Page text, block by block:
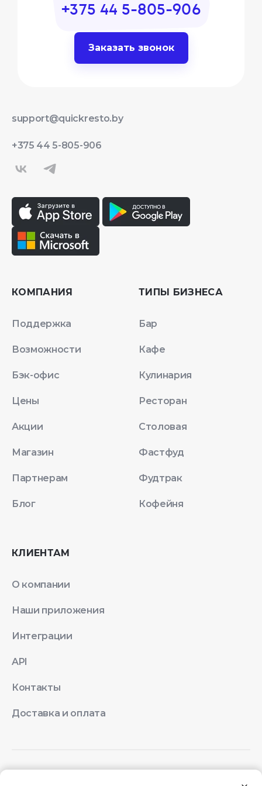
+375 44 5-805-906
Заказать звонок
КОМПАНИЯ
Поддержка
Возможности
Бэк-офис
Цены
Акции
Магазин
Партнерам
Блог
ТИПЫ БИЗНЕСА
Бар
Кафе
Кулинария
Ресторан
Столовая
Фастфуд
Фудтрак
Кофейня
КЛИЕНТАМ
О компании
Наши приложения
Интеграции
API
Контакты
Доставка и оплата
support@quickresto.by
+375 44 5-805-906